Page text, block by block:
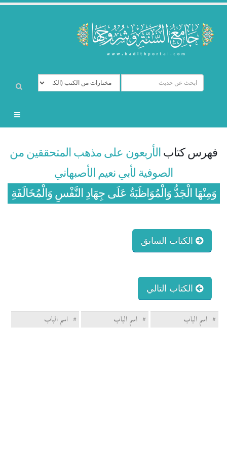
فهرس كتاب الأربعون على مذهب المتحققين من
الصوفية لأبي نعيم الأصبهاني
وَمِنْهَا الْجَدُّ وَالْمُوَاظَبَةُ عَلَى جِهَادِ النَّفْسِ وَالْمُخَالَفَةِ
الكتاب السابق
الكتاب التالي
# اسم الباب # اسم الباب # اسم الباب